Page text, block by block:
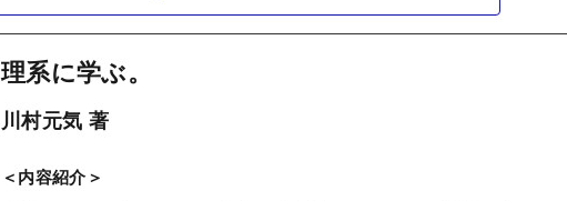
理系に学ぶ。
川村元気 著
＜内容紹介＞